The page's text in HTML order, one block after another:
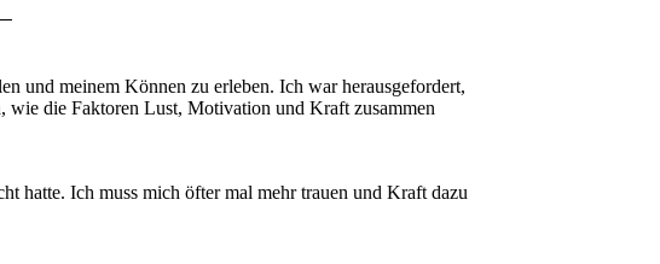
und meinem Können zu erleben. Ich war herausgefordert,
wie die Faktoren Lust, Motivation und Kraft zusammen
hatte. Ich muss mich öfter mal mehr trauen und Kraft dazu